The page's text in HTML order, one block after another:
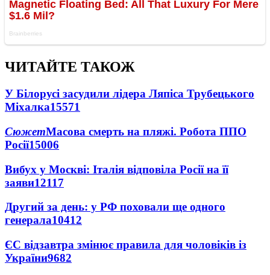
ЧИТАЙТЕ ТАКОЖ
У Білорусі засудили лідера Ляпіса Трубецького
Міхалка15571
СюжетМасова смерть на пляжі. Робота ППО
Росії15006
Вибух у Москві: Італія відповіла Росії на її
заяви12117
Другий за день: у РФ поховали ще одного
генерала10412
ЄС відзавтра змінює правила для чоловіків із
України9682